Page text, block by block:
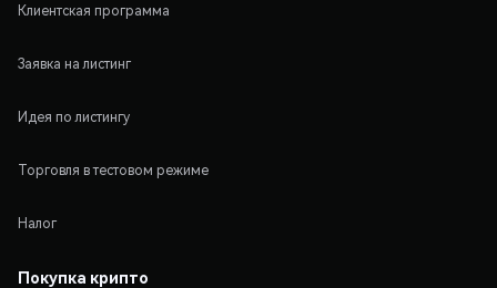
Клиентская программа
Заявка на листинг
Идея по листингу
Торговля в тестовом режиме
Налог
Покупка крипто